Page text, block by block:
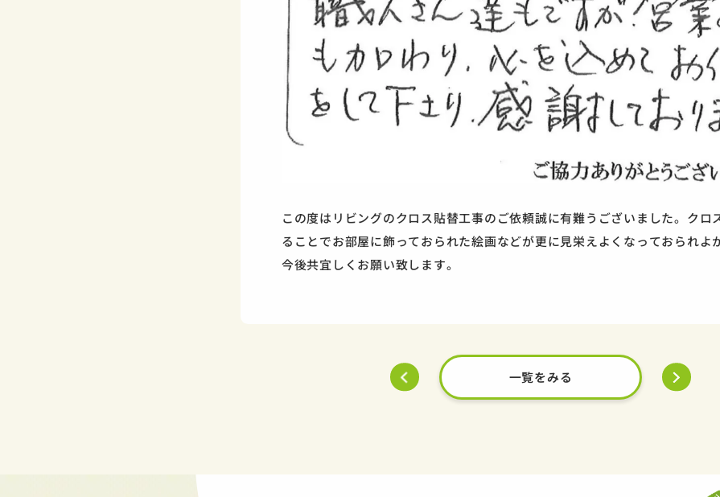
この度はリビングのクロス貼替工事のご依頼誠に有難うございました。クロ
ることでお部屋に飾っておられた絵画などが更に見栄えよくなっておられよ
今後共宜しくお願い致します。
一覧をみる